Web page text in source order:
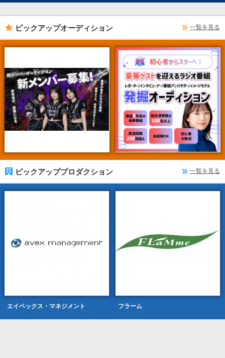
ピックアップオーディション 一覧を見る
ピックアッププロダクション 一覧を見る
エイベックス・マネジメント フラーム